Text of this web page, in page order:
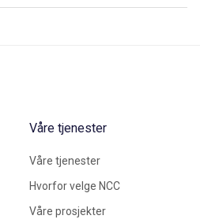
Våre tjenester
Våre tjenester
Hvorfor velge NCC
Våre prosjekter